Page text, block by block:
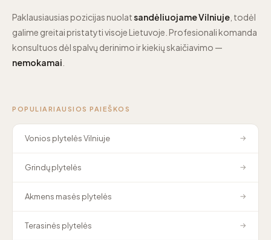
Paklausiausias pozicijas nuolatsandėliuojame Vilniuje , todėl
galime greitai pristatyti visoje Lietuvoje. Profesionali komanda
konsultuos dėl spalvų derinimo ir kiekių skaičiavimo —
nemokamai
POPULIARIAUSIOS PAIEŠKOS
Vonios plytelės Vilniuje →
Grindų plytelės →
Akmens masės plytelės →
Terasinės plytelės →